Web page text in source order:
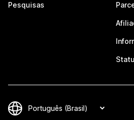
Pesquisas